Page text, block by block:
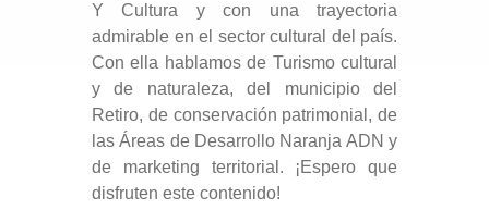
Y Cultura y con una trayectoria
admirable en el sector cultural del país.
Con ella hablamos de Turismo cultural
y de naturaleza, del municipio del
Retiro, de conservación patrimonial, de
las Áreas de Desarrollo Naranja ADN y
de marketing territorial. ¡Espero que
disfruten este contenido!